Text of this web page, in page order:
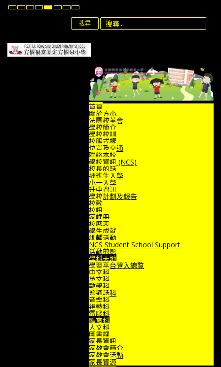
Default
NightHighHighHigh
Contrast
Set
Smaller
Set
Default
Set
Larger
Font
搜尋
首頁
關於方小
法團校董會
學校簡介
學校校訓
校服式樣
位置及交通
聯絡本校
學校資訊 (NCS)
校長的話
插班生入學
小一入學
升中資訊
學校計劃及報告
校歌
校訊
家課冊
校曆表
學生成就
訓輔活動
NCS Student School Support
活動剪影
學科天地
學習平台登入總覧
中文科
英文科
數學科
普通話科
音樂科
視藝科
電腦科
體育科
人文科
圖書課
家長資訊
家教會簡介
家教會活動
家長資源